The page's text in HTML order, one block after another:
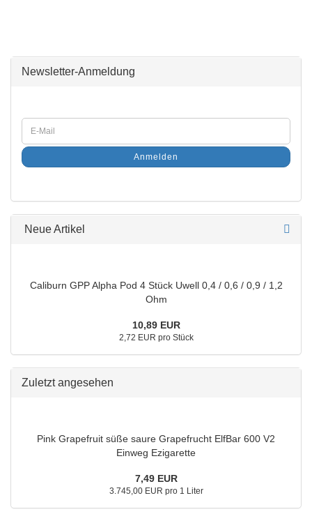
Newsletter-Anmeldung
Anmelden
Neue Artikel
Caliburn GPP Alpha Pod 4 Stück Uwell 0,4 / 0,6 / 0,9 / 1,2
Ohm
10,89 EUR
2,72 EUR pro Stück
Zuletzt angesehen
Pink Grapefruit süße saure Grapefrucht ElfBar 600 V2
Einweg Ezigarette
7,49 EUR
3.745,00 EUR pro 1 Liter